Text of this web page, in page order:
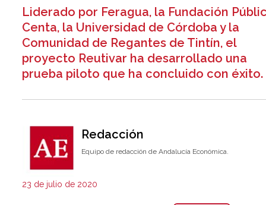
Liderado por Feragua, la Fundación
Centa, la Universidad de Córdoba y la
Comunidad de Regantes de Tintín, el
proyecto Reutivar ha desarrollado una
prueba piloto que ha concluido con éxito.
Redacción
Equipo de redacción de Andalucía Económica.
23 de julio de 2020